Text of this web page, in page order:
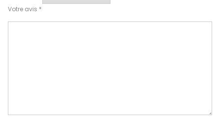
Votre avis *